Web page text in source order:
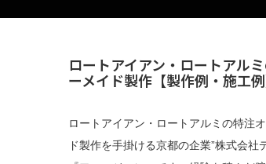
ロートアイアン・ロートアル
ーメイド製作【製作例・施工例
ロートアイアン・ロートアルミの特注
ド製作を手掛ける京都の企業”株式会社